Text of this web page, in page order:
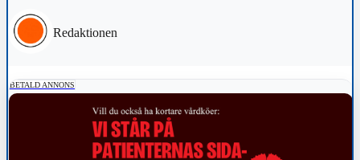
Redaktionen
BETALD ANNONS